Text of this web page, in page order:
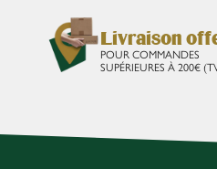
Livraison
POUR COMMANDES
SUPÉRIEURES À 200€